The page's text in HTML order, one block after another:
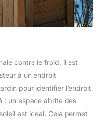
contre le froid, il est
à un endroit
pour identifier l’endroit
: un espace abrité des
est idéal. Cela permet